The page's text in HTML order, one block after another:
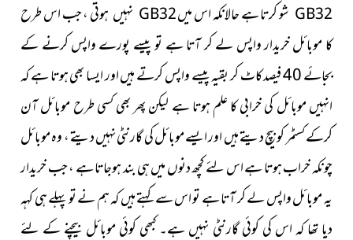
GB32 شو کرتا ہے حالانکہ اس میںGB32 نہیں ہوتی، جب اس طرح
کا موبائل خریدار واپس لے کر آتا ہے تو پیسے پورے واپس کرنے کے
بجائے 40 فیصد کاٹ کر بقیہ پیسے واپس کرتے ہیں اور ایسا بھی ہوتا ہے کہ
انہیں موبائل کی خرابی کا علم ہوتا ہے لیکن پھر بھی کسی طرح موبائل آن
کرکے کسٹمر کو بیچ دیتے ہیں اور ایسے موبائل کی گارنٹی نہیں دیتے ، وہ موبائل
چونکہ خراب ہوتا ہے اس لئے کچھ دنوں میں ہی بند ہوجاتا ہے ، جب خریدار
یہ موبائل واپس لے کر آتا ہے تو اس سے کہتے ہیں کہ ہم نے تو پہلے ہی کہہ
دیا تھا کہ اس کی کوئی گارنٹی نہیں ہے۔ کبھی کوئی موبائل بیچنے کے لئے